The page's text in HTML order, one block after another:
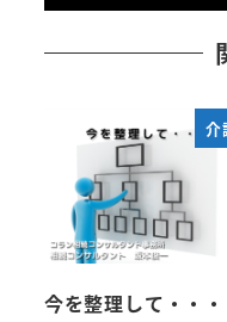
介
今を整理して・・・